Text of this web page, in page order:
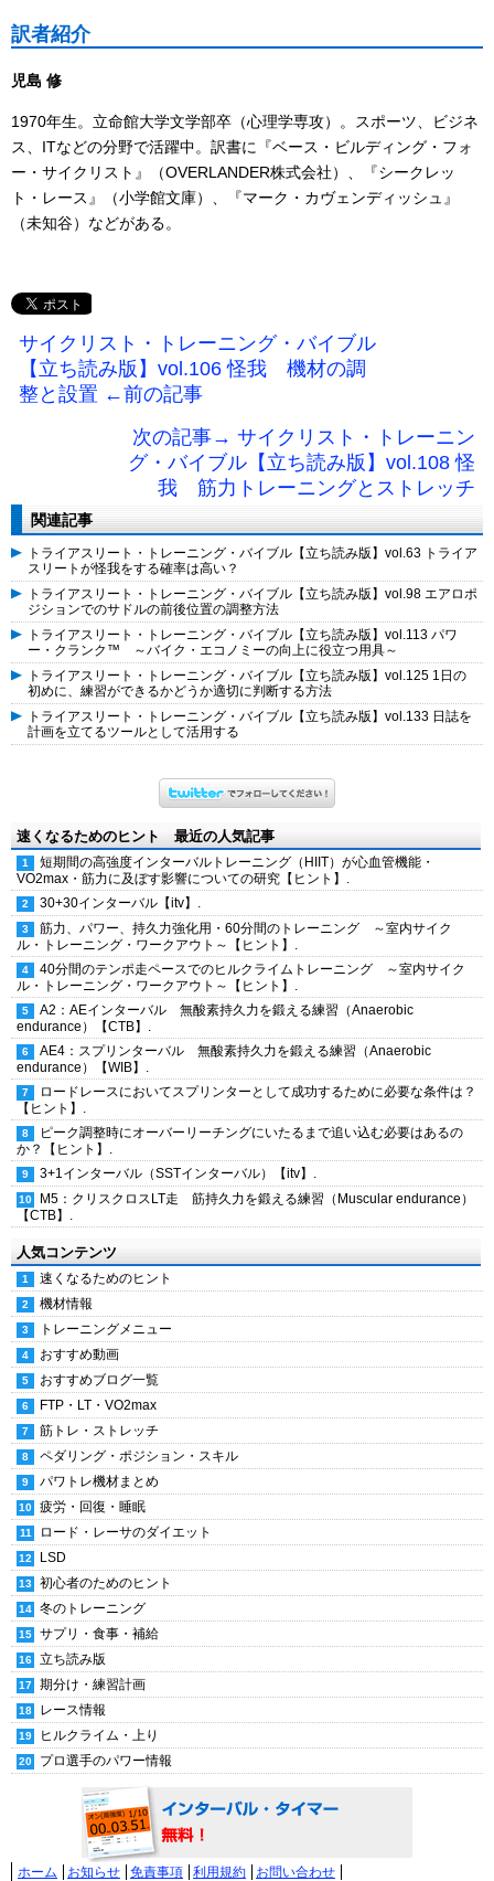
訳者紹介
児島 修
1970年生。立命館大学文学部卒（心理学専攻）。スポーツ、ビジネ
ス、ITなどの分野で活躍中。訳書に『ベース・ビルディング・フォ
ー・サイクリスト』（OVERLANDER株式会社）、『シークレッ
ト・レース』（小学館文庫）、『マーク・カヴェンディッシュ』
（未知谷）などがある。
サイクリスト・トレーニング・バイブル
【立ち読み版】vol.106 怪我 機材の調
整と設置 ←前の記事
次の記事→ サイクリスト・トレーニン
グ・バイブル【立ち読み版】vol.108 怪
我 筋力トレーニングとストレッチ
関連記事
トライアスリート・トレーニング・バイブル【立ち読み版】vol.63 トライア
スリートが怪我をする確率は高い？
トライアスリート・トレーニング・バイブル【立ち読み版】vol.98 エアロポ
ジションでのサドルの前後位置の調整方法
トライアスリート・トレーニング・バイブル【立ち読み版】vol.113 パワ
ー・クランク™ ～バイク・エコノミーの向上に役立つ用具～
トライアスリート・トレーニング・バイブル【立ち読み版】vol.125 1日の
初めに、練習ができるかどうか適切に判断する方法
トライアスリート・トレーニング・バイブル【立ち読み版】vol.133 日誌を
計画を立てるツールとして活用する
速くなるためのヒント 最近の人気記事
短期間の高強度インターバルトレーニング（HIIT）が心血管機能・
VO2max・筋力に及ぼす影響についての研究【ヒント】.
30+30インターバル【itv】.
筋力、パワー、持久力強化用・60分間のトレーニング ～室内サイク
ル・トレーニング・ワークアウト～【ヒント】.
40分間のテンポ走ペースでのヒルクライムトレーニング ～室内サイク
ル・トレーニング・ワークアウト～【ヒント】.
A2：AEインターバル 無酸素持久力を鍛える練習（Anaerobic
endurance）【CTB】.
AE4：スプリンターバル 無酸素持久力を鍛える練習（Anaerobic
endurance）【WIB】.
ロードレースにおいてスプリンターとして成功するために必要な条件は？
【ヒント】.
ピーク調整時にオーバーリーチングにいたるまで追い込む必要はあるの
か？【ヒント】.
3+1インターバル（SSTインターバル）【itv】.
M5：クリスクロスLT走 筋持久力を鍛える練習（Muscular endurance）
【CTB】.
人気コンテンツ
速くなるためのヒント
機材情報
トレーニングメニュー
おすすめ動画
おすすめブログ一覧
FTP・LT・VO2max
筋トレ・ストレッチ
ペダリング・ポジション・スキル
パワトレ機材まとめ
疲労・回復・睡眠
ロード・レーサのダイエット
LSD
初心者のためのヒント
冬のトレーニング
サプリ・食事・補給
立ち読み版
期分け・練習計画
レース情報
ヒルクライム・上り
プロ選手のパワー情報
ホーム お知らせ 免責事項 利用規約 お問い合わせ